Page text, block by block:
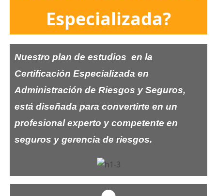
Especializada?
Nuestro plan de estudios en la
Certificación Especializada en
Administración de Riesgos y Seguros,
está diseñada para convertirte en un
profesional experto y competente en
seguros y gerencia de riesgos.